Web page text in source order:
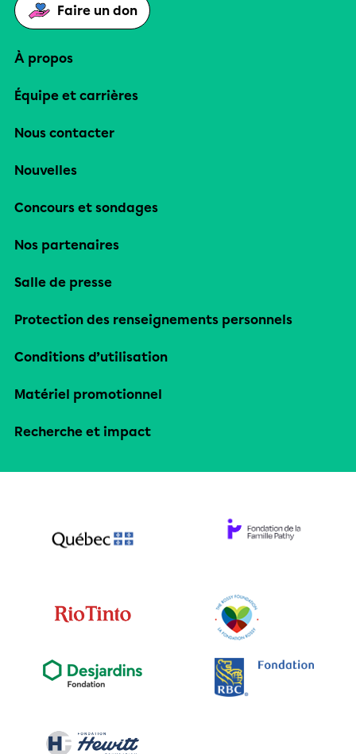
Faire un don
À propos
Équipe et carrières
Nous contacter
Nouvelles
Concours et sondages
Nos partenaires
Salle de presse
Protection des renseignements personnels
Conditions d’utilisation
Matériel promotionnel
Recherche et impact